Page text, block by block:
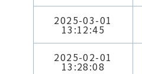
2025-03-01
13:12:45
2025-02-01
13:28:08